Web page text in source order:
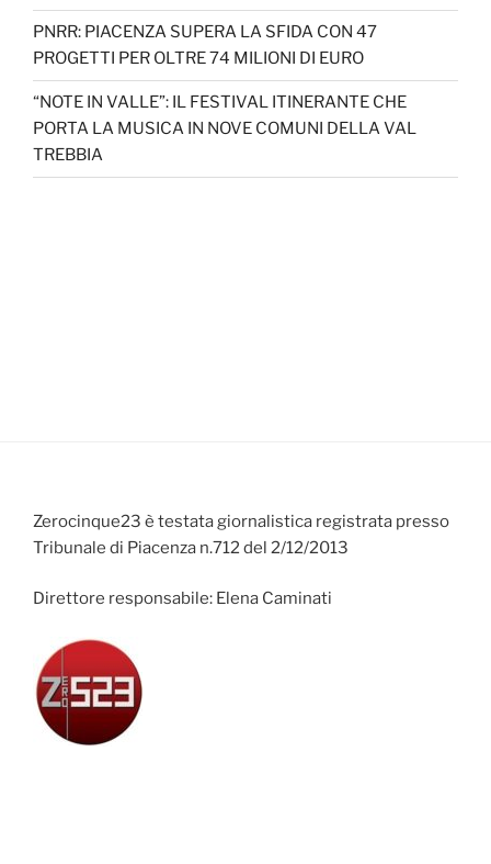
PNRR: PIACENZA SUPERA LA SFIDA CON 47
PROGETTI PER OLTRE 74 MILIONI DI EURO
“NOTE IN VALLE”: IL FESTIVAL ITINERANTE CHE
PORTA LA MUSICA IN NOVE COMUNI DELLA VAL
TREBBIA
Zerocinque23 è testata giornalistica registrata presso
Tribunale di Piacenza n.712 del 2/12/2013
Direttore responsabile: Elena Caminati